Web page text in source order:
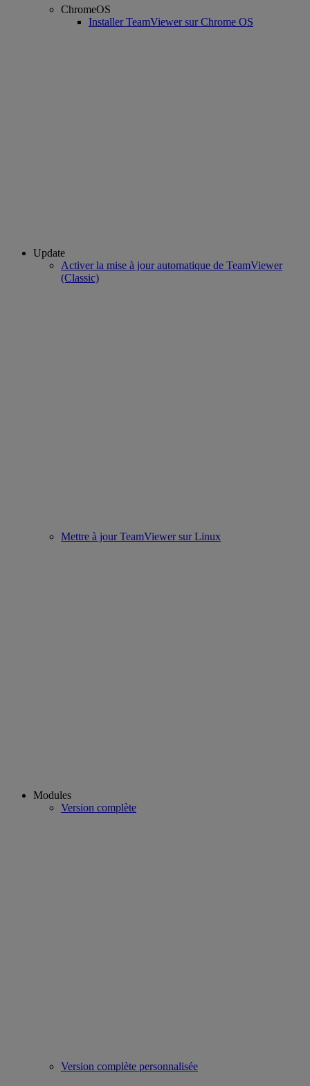
ChromeOS
Installer TeamViewer sur Chrome OS
Update
Activer la mise à jour automatique de TeamViewer
(Classic)
Mettre à jour TeamViewer sur Linux
Modules
Version complète
Version complète personnalisée